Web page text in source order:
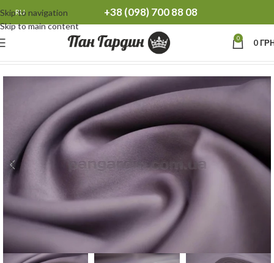
Skip to navigation
Skip to main content
RU +38 (098) 700 88 08
0 0
Главная Шторы блэкаут однотонный